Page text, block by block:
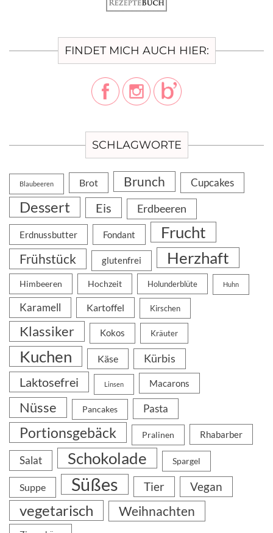
FINDET MICH AUCH HIER:
SCHLAGWORTE
Blaubeeren Brot Brunch Cupcakes
Dessert Eis Erdbeeren
Erdnussbutter Fondant Frucht
Frühstück glutenfrei Herzhaft
Himbeeren Hochzeit Holunderblüte Huhn
Karamell Kartoffel Kirschen
Klassiker Kokos Kräuter
Kuchen Käse Kürbis
Laktosefrei Linsen Macarons
Nüsse Pancakes Pasta
Portionsgebäck Pralinen Rhabarber
Salat Schokolade Spargel
Suppe Süßes Tier Vegan
vegetarisch Weihnachten